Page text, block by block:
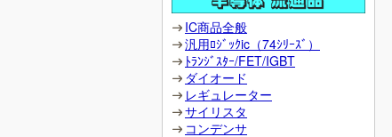
IC商品全般
汎用ﾛｼﾞｯｸic（74ｼﾘｰｽﾞ）
ﾄﾗﾝｼﾞｽﾀｰ/FET/IGBT
ダイオード
レギュレーター
サイリスタ
コンデンサ